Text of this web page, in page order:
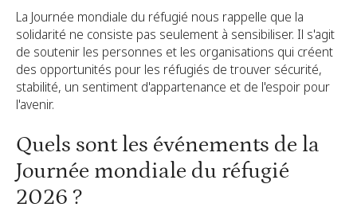
La Journée mondiale du réfugié nous rappelle que la
solidarité ne consiste pas seulement à sensibiliser. Il s'agit
de soutenir les personnes et les organisations qui créent
des opportunités pour les réfugiés de trouver sécurité,
stabilité, un sentiment d'appartenance et de l'espoir pour
l'avenir.
Quels sont les événements de la
Journée mondiale du réfugié
2026 ?